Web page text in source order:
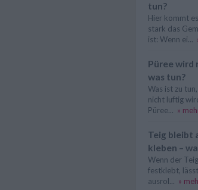
tun?
Hier kommt
stark das
ist: Wenn ei...
Püree wird
was tun?
Was ist zu
nicht luftig
Püree... »
Teig bleibt
kleben –
Wenn der
festklebt,
ausrol... »